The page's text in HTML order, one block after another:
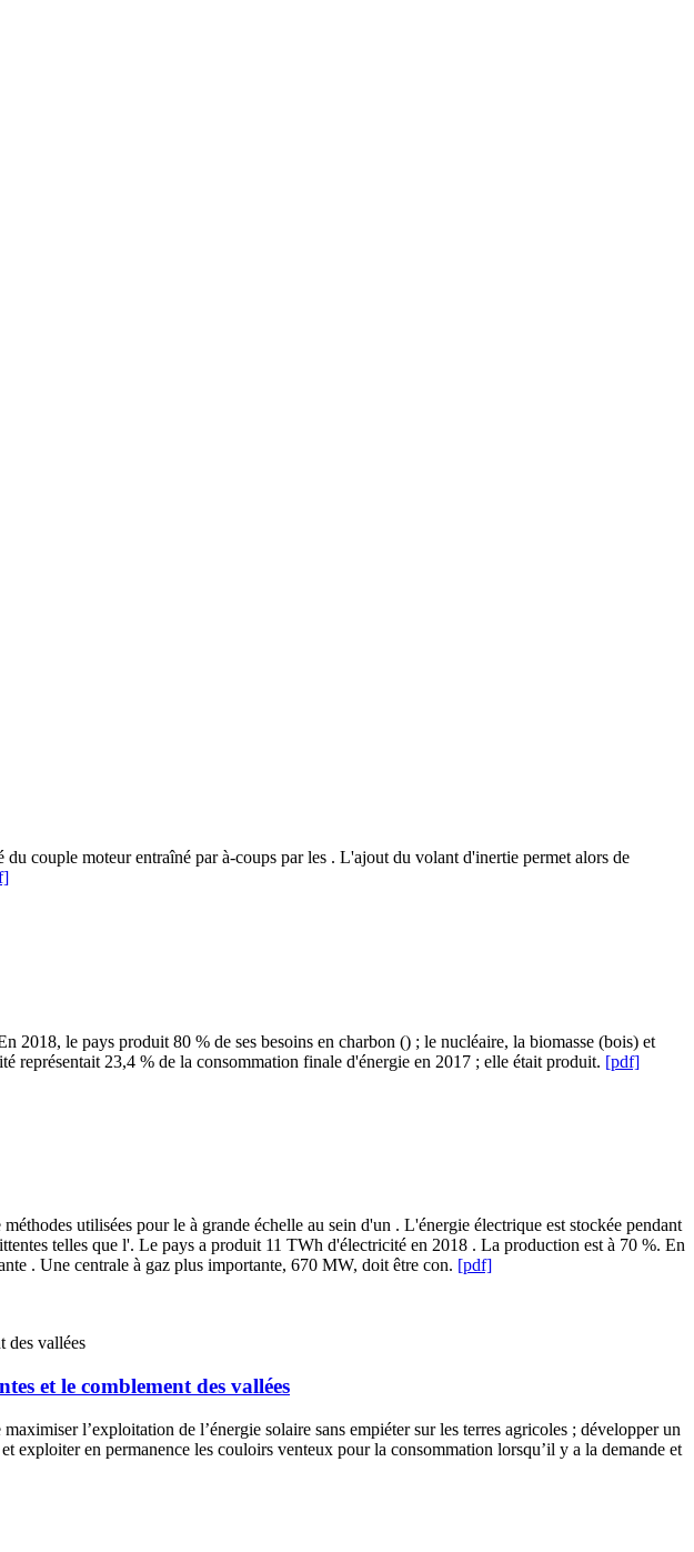
couple moteur entraîné par à-coups par les . L'ajout du volant d'inertie permet alors de
2018, le pays produit 80 % de ses besoins en charbon () ; le nucléaire, la biomasse (bois) et
23,4 % de la consommation finale d'énergie en 2017 ; elle était produit. [pdf]
utilisées pour le à grande échelle au sein d'un . L'énergie électrique est stockée pendant
telles que l'. Le pays a produit 11 TWh d'électricité en 2018 . La production est à 70 %. En
. Une centrale à gaz plus importante, 670 MW, doit être con. [pdf]
et le comblement des vallées
l’exploitation de l’énergie solaire sans empiéter sur les terres agricoles ; développer un
en permanence les couloirs venteux pour la consommation lorsqu’il y a la demande et